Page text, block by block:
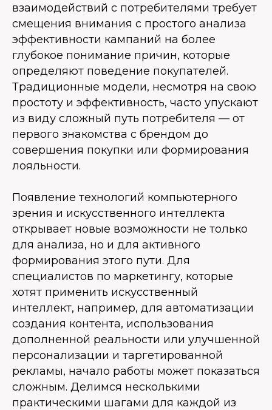
взаимодействий с потребителями требует
смещения внимания с простого анализа
эффективности кампаний на более
глубокое понимание причин, которые
определяют поведение покупателей.
Традиционные модели, несмотря на свою
простоту и эффективность, часто упускают
из виду сложный путь потребителя — от
первого знакомства с брендом до
совершения покупки или формирования
лояльности.
Появление технологий компьютерного
зрения и искусственного интеллекта
открывает новые возможности не только
для анализа, но и для активного
формирования этого пути. Для
специалистов по маркетингу, которые
хотят применить искусственный
интеллект, например, для автоматизации
создания контента, использования
дополненной реальности или улучшенной
персонализации и таргетированной
рекламы, начало работы может показаться
сложным. Делимся несколькими
практическими шагами для каждой из